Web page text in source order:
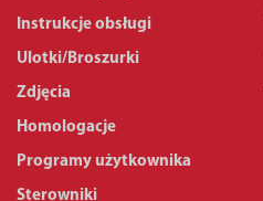
Instrukcje obsługi
Ulotki/Broszurki
Zdjęcia
Homologacje
Programy użytkownika
Sterowniki